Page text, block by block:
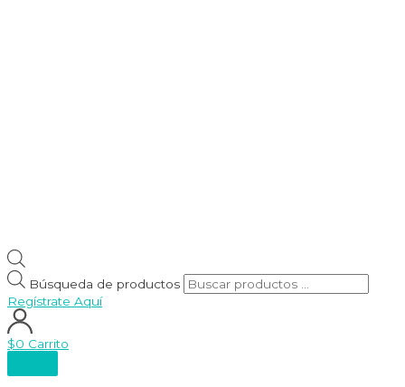
Búsqueda de productos
Regístrate Aquí
$0 Carrito